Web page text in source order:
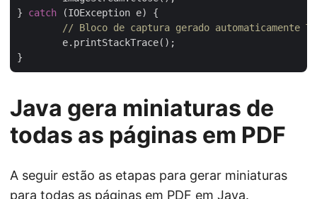
} catch (IOException e) {
// Bloco de captura gerado automaticamente
Java gera miniaturas de
todas as páginas em PDF
A seguir estão as etapas para gerar miniaturas
para todas as páginas em PDF em Java.